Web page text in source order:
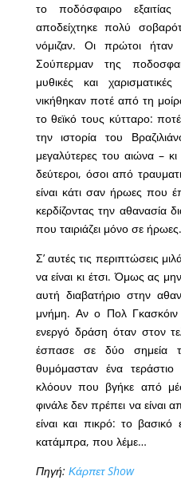
το ποδόσφαιρο
αποδείχτηκε πολύ
νόμιζαν. Οι πρώτοι
Σούπερμαν της
μυθικές και
νικήθηκαν ποτέ από τη
το θεϊκό τους κύτταρο:
την ιστορία του
μεγαλύτερες του αιώνα –
δεύτεροι, όσοι από
είναι κάτι σαν ήρωες που
κερδίζοντας την αθανασία
που ταιριάζει μόνο σε
Σ’ αυτές τις περιπτώσεις
να είναι κι έτσι. Όμως ας μην
αυτή διαβατήριο στην
μνήμη. Αν ο Πολ
ενεργό δράση όταν στον
έσπασε σε δύο σημεία
θυμόμασταν ένα
κλόουν που βγήκε από
φινάλε δεν πρέπει να είναι
είναι και πικρό: το
κατάμπρα, που λέμε…
Πηγή: Κάρπετ Show